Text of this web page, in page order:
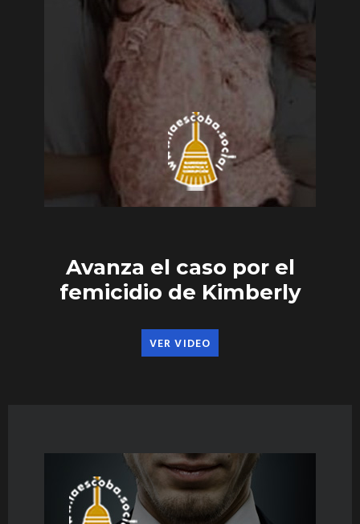
Avanza el caso por el
femicidio de Kimberly
VER VIDEO